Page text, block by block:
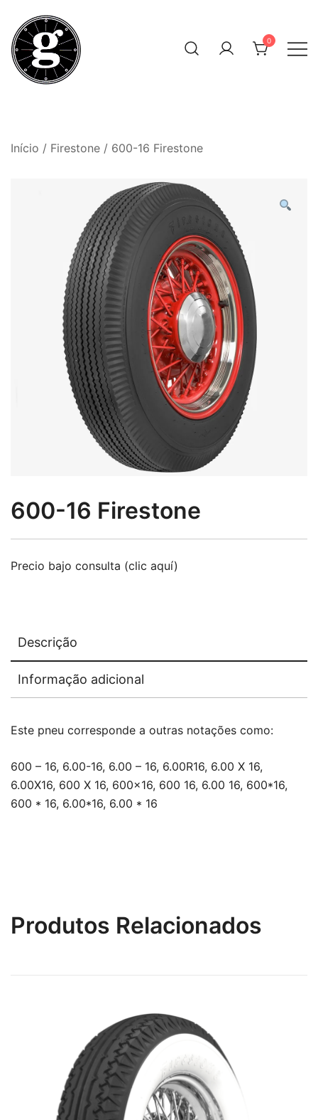
content
0
Início / Firestone / 600-16 Firestone
600-16 Firestone
Precio bajo consulta (clic aquí)
Descrição
Informação adicional
Este pneu corresponde a outras notações como:
600 – 16, 6.00-16, 6.00 – 16, 6.00R16, 6.00 X 16,
6.00X16, 600 X 16, 600×16, 600 16, 6.00 16, 600*16,
600 * 16, 6.00*16, 6.00 * 16
Produtos Relacionados